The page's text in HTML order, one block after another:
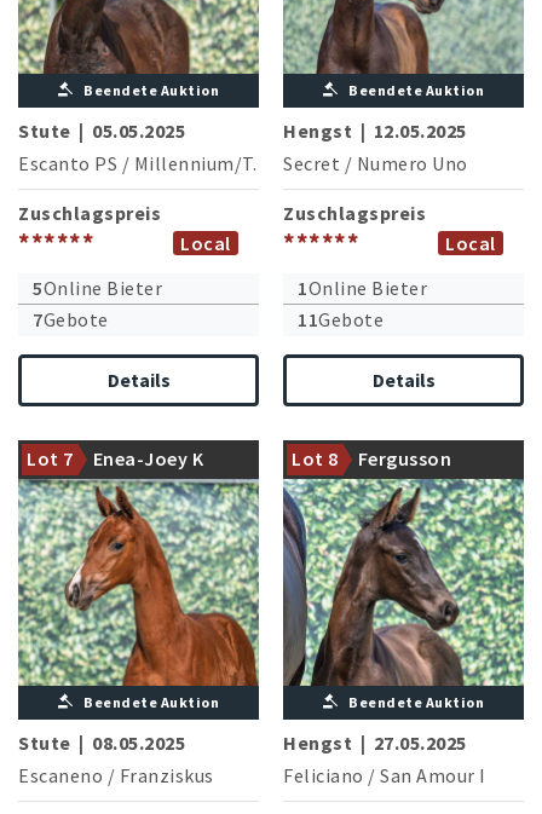
Beendete Auktion
Stute | 05.05.2025
Escanto PS / Millennium/T.
Zuschlagspreis
******
Local
5Online Bieter
7Gebote
Details
Beendete Auktion
Hengst | 12.05.2025
Secret / Numero Uno
Zuschlagspreis
******
Local
1Online Bieter
11Gebote
Details
Lot 7 Enea-Joey K
Der Finalteilnehmer der WM
der jungen Dressurpferde
2025 mit einer talentierten
Tochter
Beendete Auktion
Stute | 08.05.2025
Escaneno / Franziskus
Lot 8 Fergusson
Großmutter brachte den
drittplatzierten der DAM 2019
Mondlicht
Beendete Auktion
Hengst | 27.05.2025
Feliciano / San Amour I